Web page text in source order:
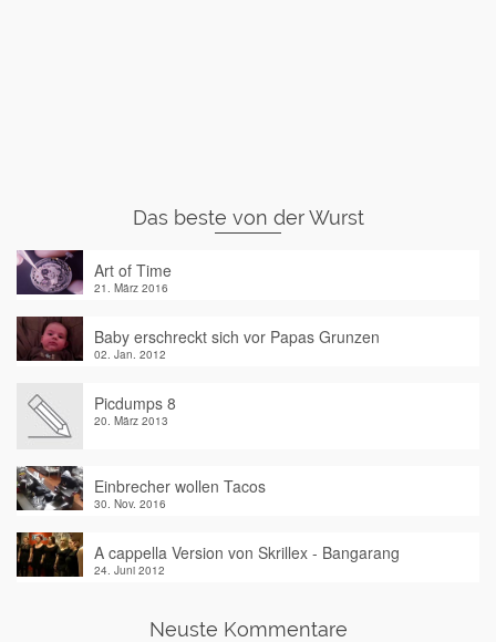
Das beste von der Wurst
Art of Time
21. März 2016
Baby erschreckt sich vor Papas Grunzen
02. Jan. 2012
Picdumps 8
20. März 2013
Einbrecher wollen Tacos
30. Nov. 2016
A cappella Version von Skrillex - Bangarang
24. Juni 2012
Neuste Kommentare